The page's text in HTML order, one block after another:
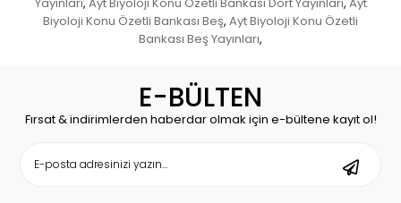
, ,
Biyoloji Konu Özetli Bankası Beş, Ayt Biyoloji Konu Özetli
Bankası Beş Yayınları,
E-BÜLTEN
Fırsat & indirimlerden haberdar olmak için e-bültene kayıt ol!